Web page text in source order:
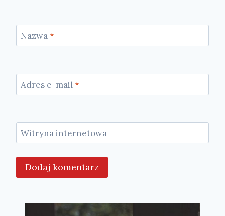
Nazwa*
Adres e-mail*
Witryna internetowa